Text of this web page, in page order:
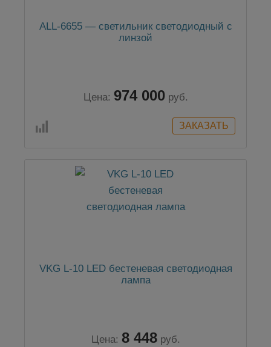
ALL-6655 — светильник светодиодный с
линзой
Цена: 974 000 руб.
VKG L-10 LED бестеневая светодиодная
лампа
Цена: 8 448 руб.